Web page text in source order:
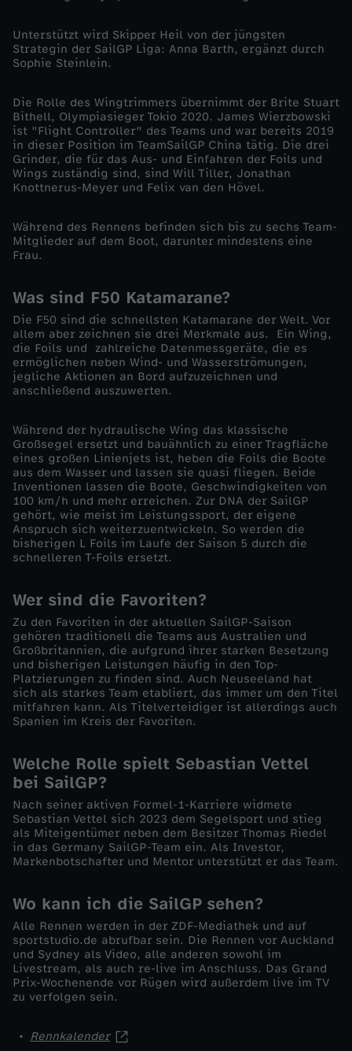
n
n
i
n
D
b
a
i
v
o
m
2
.
N
o
v
e
m
b
r
Unterstützt wird Skipper Heil von der jüngsten
Strategin der SailGP Liga: Anna Barth, ergänzt durch
Sophie Steinlein.
Die Rolle des Wingtrimmers übernimmt der Brite Stuart
Bithell, Olympiasieger Tokio 2020. James Wierzbowski
ist "Flight Controller" des Teams und war bereits 2019
in dieser Position im TeamSailGP China tätig. Die drei
Grinder, die für das Aus- und Einfahren der Foils und
Wings zuständig sind, sind Will Tiller, Jonathan
Knottnerus-Meyer und Felix van den Hövel.
Während des Rennens befinden sich bis zu sechs Team-
Mitglieder auf dem Boot, darunter mindestens eine
Frau.
Was sind F50 Katamarane?
Die F50 sind die schnellsten Katamarane der Welt. Vor
allem aber zeichnen sie drei Merkmale aus. Ein Wing,
die Foils und zahlreiche Datenmessgeräte, die es
ermöglichen neben Wind- und Wasserströmungen,
jegliche Aktionen an Bord aufzuzeichnen und
anschließend auszuwerten.
Während der hydraulische Wing das klassische
Großsegel ersetzt und bauähnlich zu einer Tragfläche
eines großen Linienjets ist, heben die Foils die Boote
aus dem Wasser und lassen sie quasi fliegen. Beide
Inventionen lassen die Boote, Geschwindigkeiten von
100 km/h und mehr erreichen. Zur DNA der SailGP
gehört, wie meist im Leistungssport, der eigene
Anspruch sich weiterzuentwickeln. So werden die
bisherigen L Foils im Laufe der Saison 5 durch die
schnelleren T-Foils ersetzt.
Wer sind die Favoriten?
Zu den Favoriten in der aktuellen SailGP-Saison
gehören traditionell die Teams aus Australien und
Großbritannien, die aufgrund ihrer starken Besetzung
und bisherigen Leistungen häufig in den Top-
Platzierungen zu finden sind. Auch Neuseeland hat
sich als starkes Team etabliert, das immer um den Titel
mitfahren kann. Als Titelverteidiger ist allerdings auch
Spanien im Kreis der Favoriten.
Welche Rolle spielt Sebastian Vettel
bei SailGP?
Nach seiner aktiven Formel-1-Karriere widmete
Sebastian Vettel sich 2023 dem Segelsport und stieg
als Miteigentümer neben dem Besitzer Thomas Riedel
in das Germany SailGP-Team ein. Als Investor,
Markenbotschafter und Mentor unterstützt er das Team.
Wo kann ich die SailGP sehen?
Alle Rennen werden in der ZDF-Mediathek und auf
sportstudio.de abrufbar sein. Die Rennen vor Auckland
und Sydney als Video, alle anderen sowohl im
Livestream, als auch re-live im Anschluss. Das Grand
Prix-Wochenende vor Rügen wird außerdem live im TV
zu verfolgen sein.
Rennkalender